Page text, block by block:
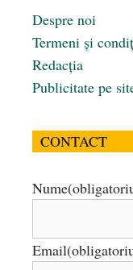
Despre noi
Termeni și
Redacția
Publicitate pe
CONTACT
Nume
Email